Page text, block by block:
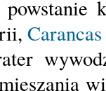
Carancas